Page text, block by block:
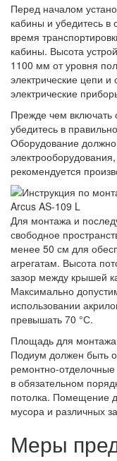
Перед началом
кабины и убедитесь в
время
кабины. Высота
1100 мм от уровня
электрические цепи
электрические
Прежде чем включать
убедитесь в
Оборудование
рекомендуется
Для монтажа и
свободное
менее 50 см для
агрегатам. Высота
зазор между крышей
Максимально
использовании
превышать 70 °С.
Площадь для
Подиум должен быть
ремонтно-
в обязательном
потолка. Помещение
мусора и различных
Меры